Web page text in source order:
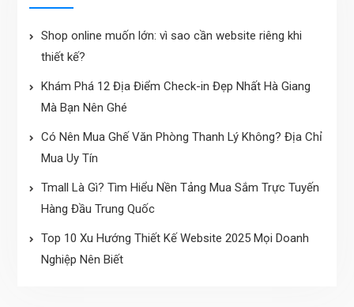
Shop online muốn lớn: vì sao cần website riêng khi
thiết kế?
Khám Phá 12 Địa Điểm Check-in Đẹp Nhất Hà Giang
Mà Bạn Nên Ghé
Có Nên Mua Ghế Văn Phòng Thanh Lý Không? Địa Chỉ
Mua Uy Tín
Tmall Là Gì? Tìm Hiểu Nền Tảng Mua Sắm Trực Tuyến
Hàng Đầu Trung Quốc
Top 10 Xu Hướng Thiết Kế Website 2025 Mọi Doanh
Nghiệp Nên Biết